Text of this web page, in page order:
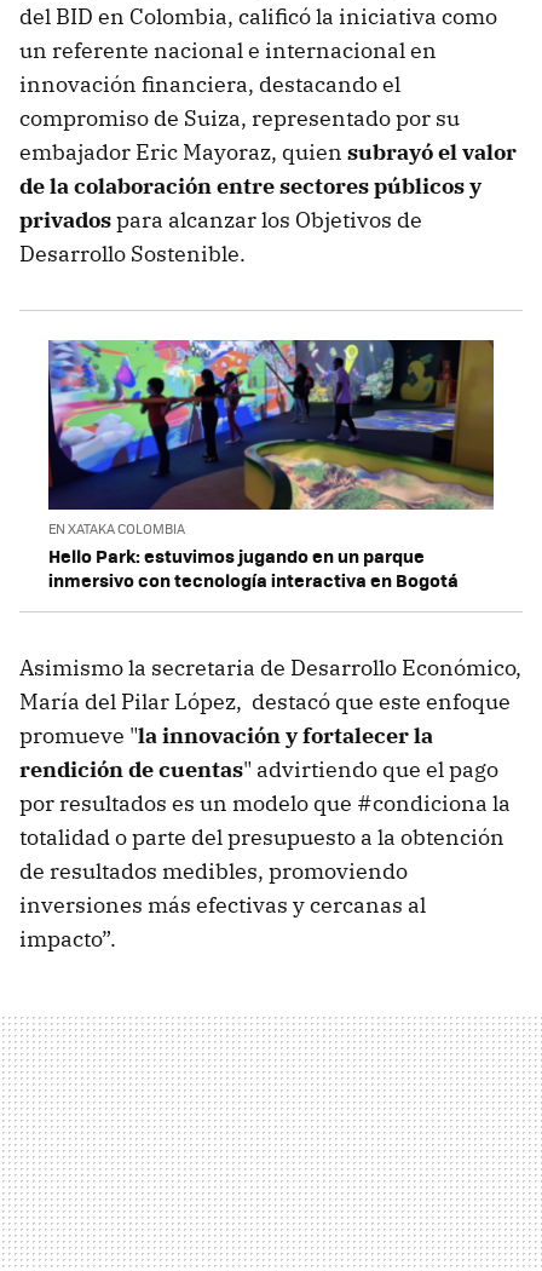
del BID en Colombia, calificó la iniciativa como
un referente nacional e internacional en
innovación financiera, destacando el
compromiso de Suiza, representado por su
embajador Eric Mayoraz, quien subrayó el valor
de la colaboración entre sectores públicos y
privadospara alcanzar los Objetivos de
Desarrollo Sostenible.
EN XATAKA COLOMBIA
Hello Park: estuvimos jugando en un parque
inmersivo con tecnología interactiva en Bogotá
Asimismo la secretaria de Desarrollo Económico,
María del Pilar López, destacó que este enfoque
promueve "la innovación y fortalecer la
rendición de cuentas" advirtiendo que el pago
por resultados es un modelo que #condiciona la
totalidad o parte del presupuesto a la obtención
de resultados medibles, promoviendo
inversiones más efectivas y cercanas al
impacto”.